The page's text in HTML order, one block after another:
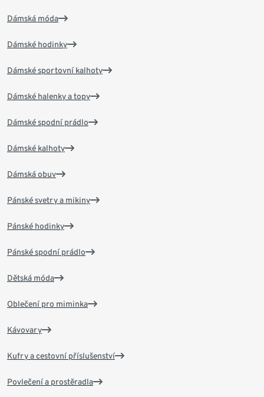
Dámská móda
Dámské hodinky
Dámské sportovní kalhoty
Dámské halenky a topy
Dámské spodní prádlo
Dámské kalhoty
Dámská obuv
Pánské svetry a mikiny
Pánské hodinky
Pánské spodní prádlo
Dětská móda
Oblečení pro miminka
Kávovary
Kufry a cestovní příslušenství
Povlečení a prostěradla